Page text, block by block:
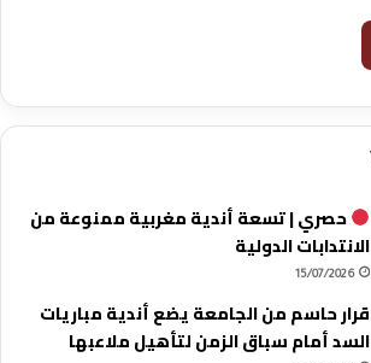
حصري | تسعة أندية مغربية ممنوعة من
الانتدابات الدولية
15/07/2026
قرار حاسم من الجامعة يضع أندية مباريات
السد أمام سباق الزمن لتأهيل ملاعبها